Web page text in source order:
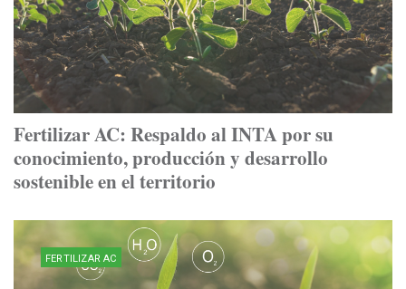
Fertilizar AC: Respaldo al INTA por su
conocimiento, producción y desarrollo
sostenible en el territorio
FERTILIZAR AC